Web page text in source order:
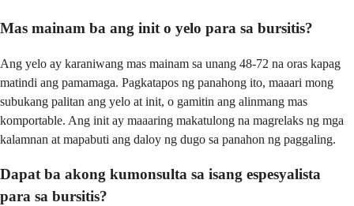
Mas mainam ba ang init o yelo para sa bursitis?
Ang yelo ay karaniwang mas mainam sa unang 48-72 na oras kapag
matindi ang pamamaga. Pagkatapos ng panahong ito, maaari mong
subukang palitan ang yelo at init, o gamitin ang alinmang mas
komportable. Ang init ay maaaring makatulong na magrelaks ng mga
kalamnan at mapabuti ang daloy ng dugo sa panahon ng paggaling.
Dapat ba akong kumonsulta sa isang espesyalista
para sa bursitis?